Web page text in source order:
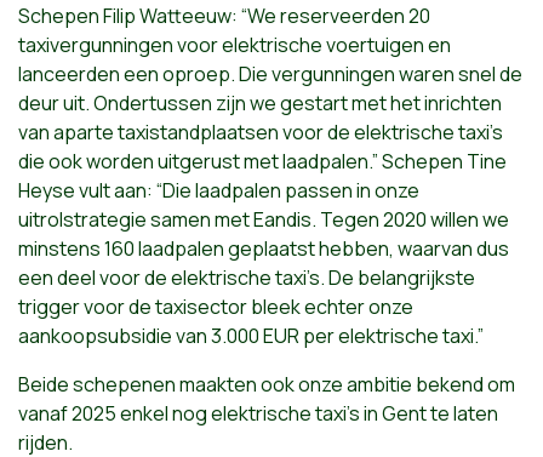
Schepen Filip Watteeuw: “We reserveerden 20
taxivergunningen voor elektrische voertuigen en
lanceerden een oproep. Die vergunningen waren snel de
deur uit. Ondertussen zijn we gestart met het inrichten
van aparte taxistandplaatsen voor de elektrische taxi’s
die ook worden uitgerust met laadpalen.” Schepen Tine
Heyse vult aan: “Die laadpalen passen in onze
uitrolstrategie samen met Eandis. Tegen 2020 willen we
minstens 160 laadpalen geplaatst hebben, waarvan dus
een deel voor de elektrische taxi’s. De belangrijkste
trigger voor de taxisector bleek echter onze
aankoopsubsidie van 3.000 EUR per elektrische taxi.”
Beide schepenen maakten ook onze ambitie bekend om
vanaf 2025 enkel nog elektrische taxi’s in Gent te laten
rijden.